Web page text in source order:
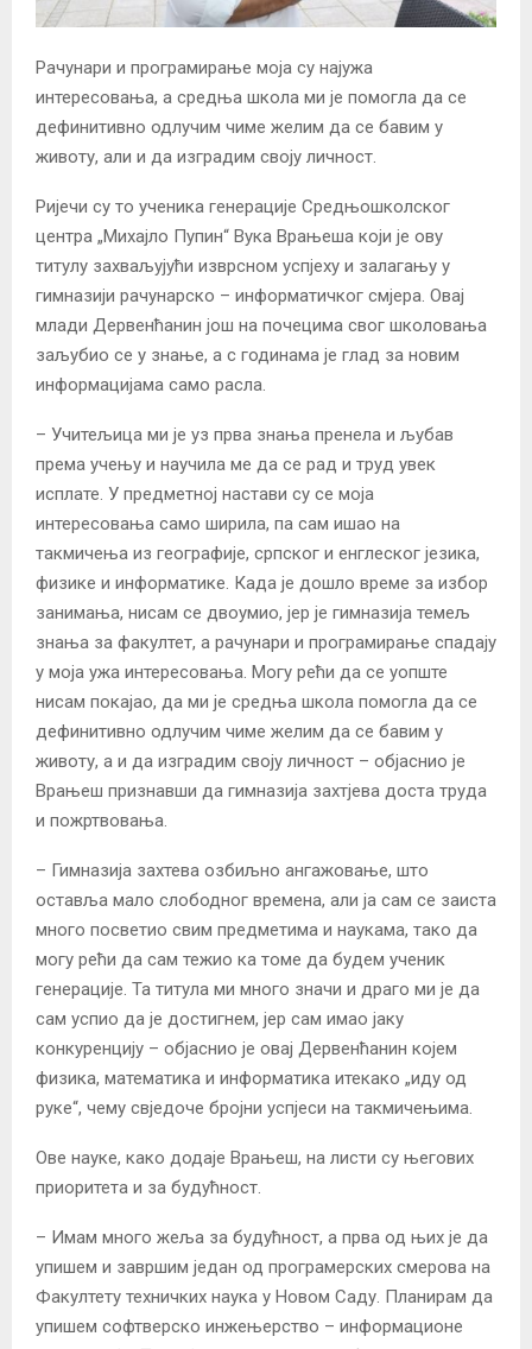
Рачунари и програмирање моја су најужа
интересовања, а средња школа ми је помогла да се
дефинитивно одлучим чиме желим да се бавим у
животу, али и да изградим своју личност.
Ријечи су то ученика генерације Средњошколског
центра „Михајло Пупин“ Вука Врањеша који је ову
титулу захваљујући изврсном успјеху и залагању у
гимназији рачунарско – информатичког смјера. Овај
млади Дервенћанин још на почецима свог школовања
заљубио се у знање, а с годинама је глад за новим
информацијама само расла.
– Учитељица ми је уз прва знања пренела и љубав
према учењу и научила ме да се рад и труд увек
исплате. У предметној настави су се моја
интересовања само ширила, па сам ишао на
такмичења из географије, српског и енглеског језика,
физике и информатике. Када је дошло време за избор
занимања, нисам се двоумио, јер је гимназија темељ
знања за факултет, а рачунари и програмирање спадају
у моја ужа интересовања. Могу рећи да се уопште
нисам покајао, да ми је средња школа помогла да се
дефинитивно одлучим чиме желим да се бавим у
животу, а и да изградим своју личност – објаснио је
Врањеш признавши да гимназија захтјева доста труда
и пожртвовања.
– Гимназија захтева озбиљно ангажовање, што
оставља мало слободног времена, али ја сам се заиста
много посветио свим предметима и наукама, тако да
могу рећи да сам тежио ка томе да будем ученик
генерације. Та титула ми много значи и драго ми је да
сам успио да је достигнем, јер сам имао јаку
конкуренцију – објаснио је овај Дервенћанин којем
физика, математика и информатика итекако „иду од
руке“, чему свједоче бројни успјеси на такмичењима.
Ове науке, како додаје Врањеш, на листи су његових
приоритета и за будућност.
– Имам много жеља за будућност, а прва од њих је да
упишем и завршим један од програмерских смерова на
Факултету техничких наука у Новом Саду. Планирам да
упишем софтверско инжењерство – информационе